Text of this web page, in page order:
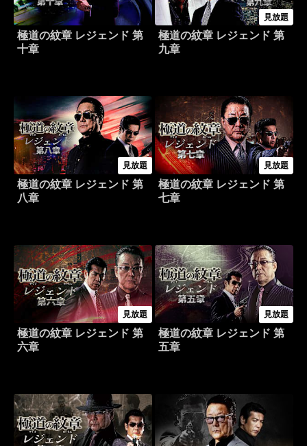
極道の紋章 レジェンド 第
十章
見放題
極道の紋章 レジェンド 第
九章
見放題
極道の紋章 レジェンド 第
八章
見放題
極道の紋章 レジェンド 第
七章
見放題
極道の紋章 レジェンド 第
六章
見放題
極道の紋章 レジェンド 第
五章